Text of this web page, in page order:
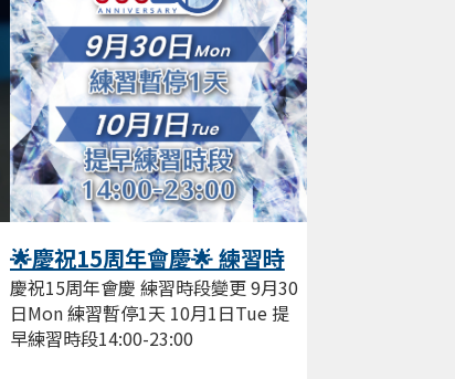
🌟慶祝15周年會慶🌟 練習時
段變更
慶祝15周年會慶 練習時段變更 9月30
日Mon 練習暫停1天 10月1日Tue 提
早練習時段14:00-23:00